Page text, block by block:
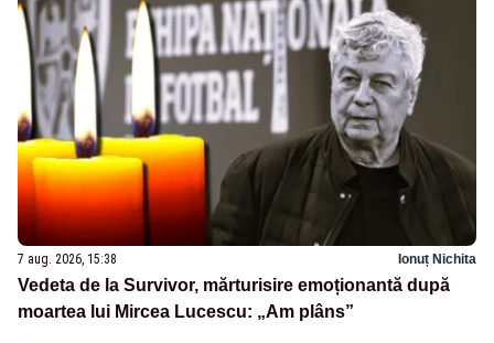
7 aug. 2026, 15:38 Ionuț Nichita
Vedeta de la Survivor, mărturisire emoționantă după
moartea lui Mircea Lucescu: „Am plâns”